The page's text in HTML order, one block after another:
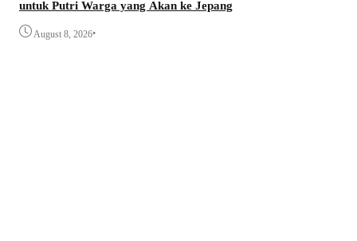
untuk Putri Warga yang Akan ke Jepang
August 8, 2026•